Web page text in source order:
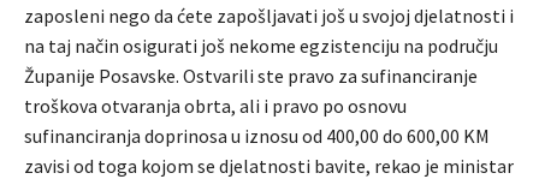
zaposleni nego da ćete zapošljavati još u svojoj djelatnosti i
na taj način osigurati još nekome egzistenciju na području
Županije Posavske. Ostvarili ste pravo za sufinanciranje
troškova otvaranja obrta, ali i pravo po osnovu
sufinanciranja doprinosa u iznosu od 400,00 do 600,00 KM
zavisi od toga kojom se djelatnosti bavite, rekao je ministar